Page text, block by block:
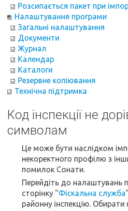
Розсипається пакет при
Налаштування програми
Загальні налаштування
Документи
Журнал
Календар
Каталоги
Резервне копіювання
Технічна підтримка
Код інспекції не
символам
Це може бути наслідком
некоректного профілю з
помилок Сонати.
Перейдіть до налаштувань
сторінку "Фіскальна служба
районну інспекцію.